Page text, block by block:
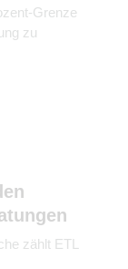
Grenze
zu
zählt ETL